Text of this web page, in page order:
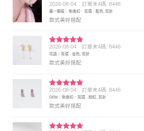
評分5滿
分 5
2026-08-04 訂單末4碼: 8446
畫一顆星｜免後扣．耳環 - 藍色, 耳針
款式美好搭配
評分5 滿
分 5
2026-08-04 訂單末4碼: 8446
花語｜耳環 - 金色, 耳針
款式美好搭配
評分5 滿
分 5
2026-08-04 訂單末4碼: 8446
GEM｜免後扣．耳環 - 粉紅, 耳針
款式美好搭配